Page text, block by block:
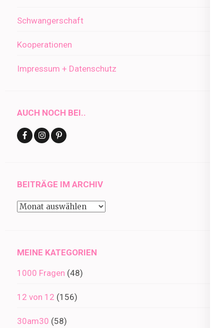
Schwangerschaft
Kooperationen
Impressum + Datenschutz
AUCH NOCH BEI..
BEITRÄGE IM ARCHIV
Beiträge
MEINE KATEGORIEN
1000 Fragen (48)
12 von 12 (156)
30am30 (58)